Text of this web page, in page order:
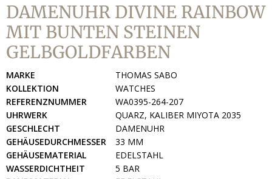
DAMENUHR DIVINE RAINBOW
MIT BUNTEN STEINEN
GELBGOLDFARBEN
MARKE
THOMAS SABO
KOLLEKTION
WATCHES
REFERENZNUMMER
WA0395-264-207
UHRWERK
QUARZ, KALIBER MIYOTA 2035
GESCHLECHT
DAMENUHR
GEHÄUSEDURCHMESSER
33 MM
GEHÄUSEMATERIAL
EDELSTAHL
WASSERDICHTHEIT
5 BAR